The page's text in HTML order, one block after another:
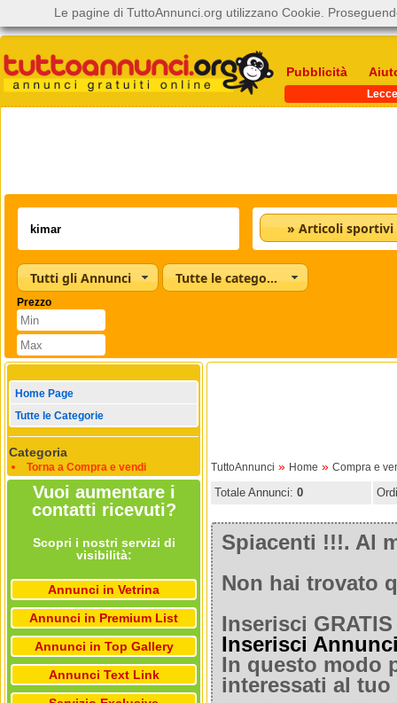
Pubblicità
Lecce
» Articoli sportivi
Tutti gli Annunci Tutte le categorie
Prezzo
Home Page
Tutte le Categorie
Categoria
Torna a Compra e vendi
Vuoi aumentare i
contatti ricevuti?
Scopri i nostri servizi di
visibilità:
Annunci in Vetrina
Annunci in Premium List
Annunci in Top Gallery
Annunci Text Link
TuttoAnnunci » Home » Compra e
Totale Annunci: 0
Spiacenti !!!. Al
Non hai trovato
Inserisci
Inserisci
In questo modo
interessati al
Le pagine di TuttoAnnunci.org utilizzano Cookie.